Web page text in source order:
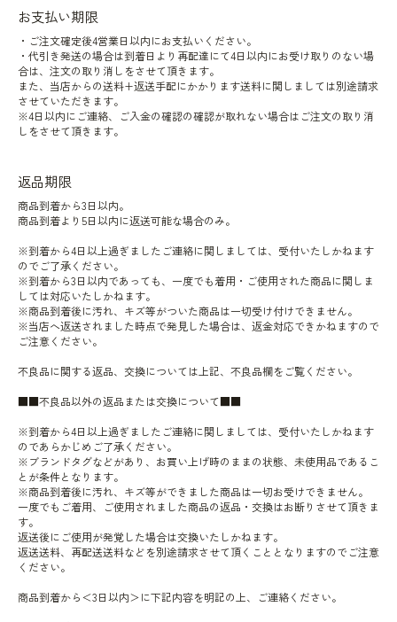
お支払い期限
・ご注文確定後4営業日以内にお支払いください。
・代引き発送の場合は到着日より再配達にて4日以内にお受け取りのない場
合は、注文の取り消しをさせて頂きます。
また、当店からの送料+返送手配にかかります送料に関しましては別途請求
させていただきます。
※4日以内にご連絡、ご入金の確認の確認が取れない場合はご注文の取り消
しをさせて頂きます。
返品期限
商品到着から3日以内。
商品到着より5日以内に返送可能な場合のみ。
※到着から4日以上過ぎましたご連絡に関しましては、受付いたしかねます
のでご了承ください。
※到着から3日以内であっても、一度でも着用・ご使用された商品に関しま
しては対応いたしかねます。
※商品到着後に汚れ、キズ等がついた商品は一切受け付けできません。
※当店へ返送されました時点で発見した場合は、返金対応できかねますので
ご注意ください。
不良品に関する返品、交換については上記、不良品欄をご覧ください。
■■不良品以外の返品または交換について■■
※到着から4日以上過ぎましたご連絡に関しましては、受付いたしかねます
のであらかじめご了承ください。
※ブランドタグなどがあり、お買い上げ時のままの状態、未使用品であるこ
とが条件となります。
※商品到着後に汚れ、キズ等ができました商品は一切お受けできません。
一度でもご着用、ご使用されました商品の返品・交換はお断りさせて頂きま
す。
返送後にご使用が発覚した場合は交換いたしかねます。
返送送料、再配送送料などを別途請求させて頂くこととなりますのでご注意
ください。
商品到着から＜3日以内＞に下記内容を明記の上、ご連絡ください。